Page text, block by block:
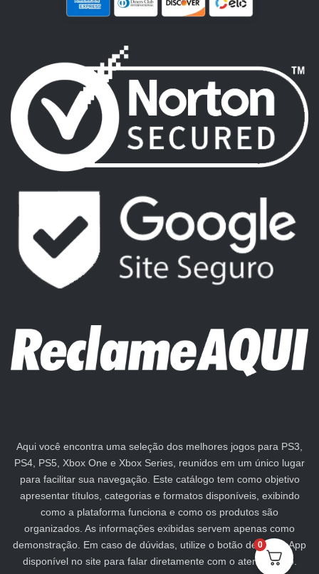
Aqui você encontra uma seleção dos melhores jogos para PS3,
PS4, PS5, Xbox One e Xbox Series, reunidos em um único lugar
para facilitar sua navegação. Este catálogo tem como objetivo
apresentar títulos, categorias e formatos disponíveis, exibindo
como a plataforma funciona e como os produtos são
organizados. As informações exibidas servem apenas como
demonstração. Em caso de dúvidas, utilize o botão de WhatsApp
disponível no site para falar diretamente com o atendimento.
0